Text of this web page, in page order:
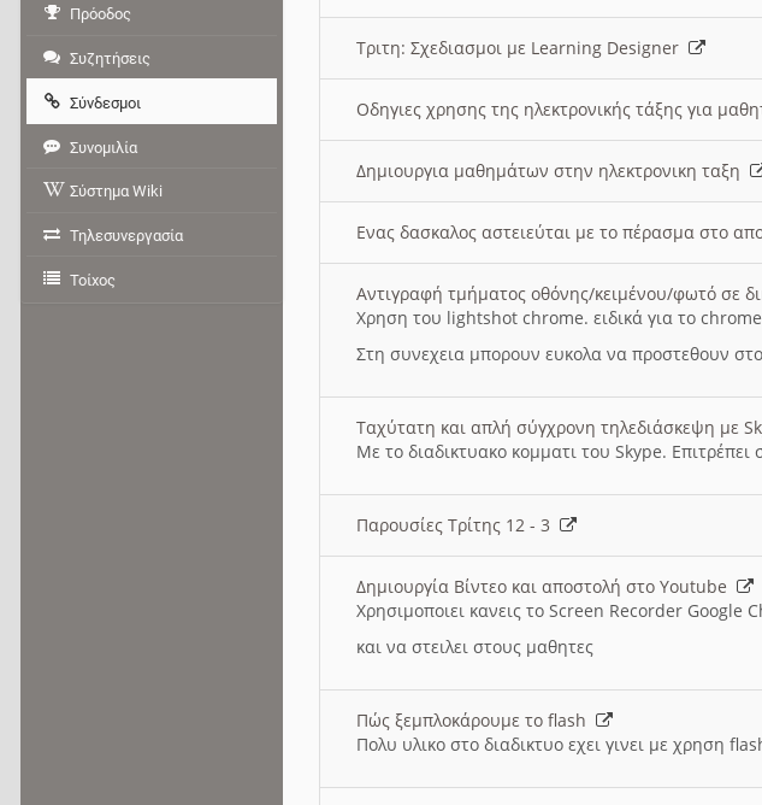
Τριτη: Σχεδιασμοι με Learning Designer
Οδηγιες χρησης της ηλεκτρονικής τάξης για
Δημιουργια μαθημάτων στην ηλεκτρονικη ταξη
Ενας δασκαλος αστειεύται με το πέρασμα στο
Αντιγραφή τμήματος οθόνης/κειμένου/φωτό σε
Χρηση του lightshot chrome. ειδικά για το chrome
Στη συνεχεια μπορουν ευκολα να προστεθουν
Ταχύτατη και απλή σύγχρονη τηλεδιάσκεψη με
Με το διαδικτυακο κομματι του Skype.
Παρουσίες Τρίτης 12 - 3
Δημιουργία Βίντεο και αποστολή στο Youtube
Χρησιμοποιει κανεις το Screen Recorder Google
και να στειλει στους μαθητες
Πώς ξεμπλοκάρουμε το flash
Πολυ υλικο στο διαδικτυο εχει γινει με χρηση
Πρόοδος
Συζητήσεις
Σύνδεσμοι
Συνομιλία
Σύστημα Wiki
Τηλεσυνεργασία
Τοίχος